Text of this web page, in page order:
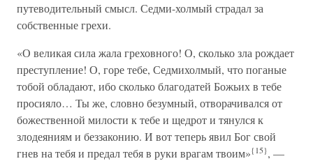
путеводительный смысл. Седми-холмый страдал за
собственные грехи.
«О великая сила жала греховного! О, сколько зла рождает
преступление! О, горе тебе, Седмихолмый, что поганые
тобой обладают, ибо сколько благодатей Божьих в тебе
просияло… Ты же, словно безумный, отворачивался от
божественной милости к тебе и щедрот и тянулся к
злодеяниям и беззаконию. И вот теперь явил Бог свой
гнев на тебя и предал тебя в руки врагам твоим»{15}, —